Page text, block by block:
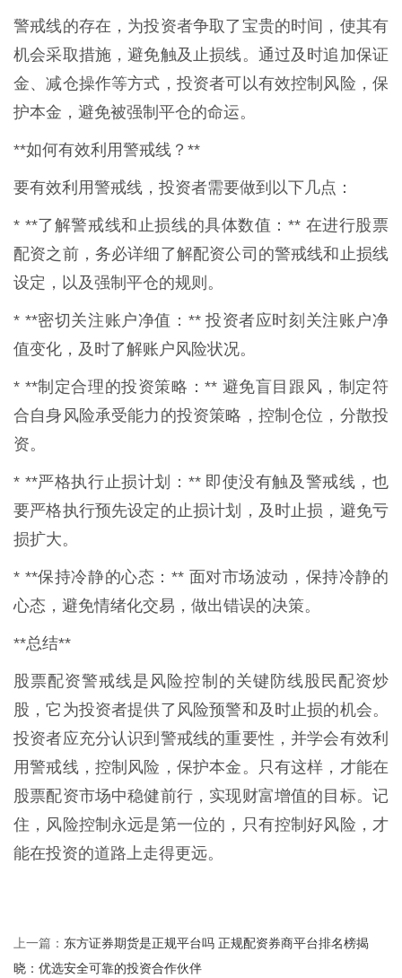
警戒线的存在，为投资者争取了宝贵的时间，使其有
机会采取措施，避免触及止损线。通过及时追加保证
金、减仓操作等方式，投资者可以有效控制风险，保
护本金，避免被强制平仓的命运。
**如何有效利用警戒线？**
要有效利用警戒线，投资者需要做到以下几点：
* **了解警戒线和止损线的具体数值：** 在进行股票
配资之前，务必详细了解配资公司的警戒线和止损线
设定，以及强制平仓的规则。
* **密切关注账户净值：** 投资者应时刻关注账户净
值变化，及时了解账户风险状况。
* **制定合理的投资策略：** 避免盲目跟风，制定符
合自身风险承受能力的投资策略，控制仓位，分散投
资。
* **严格执行止损计划：** 即使没有触及警戒线，也
要严格执行预先设定的止损计划，及时止损，避免亏
损扩大。
* **保持冷静的心态：** 面对市场波动，保持冷静的
心态，避免情绪化交易，做出错误的决策。
**总结**
股票配资警戒线是风险控制的关键防线股民配资炒
股，它为投资者提供了风险预警和及时止损的机会。
投资者应充分认识到警戒线的重要性，并学会有效利
用警戒线，控制风险，保护本金。只有这样，才能在
股票配资市场中稳健前行，实现财富增值的目标。记
住，风险控制永远是第一位的，只有控制好风险，才
能在投资的道路上走得更远。
上一篇： 东方证券期货是正规平台吗 正规配资券商平台排名榜揭
晓：优选安全可靠的投资合作伙伴